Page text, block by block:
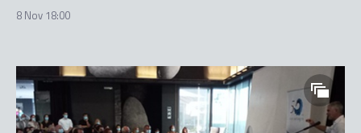
8 Nov 18:00